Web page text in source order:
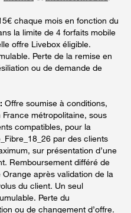
chaque mois en fonction du
la limite de 4 forfaits mobile
offre Livebox éligible.
Perte de la remise en
ou de demande de
Offre soumise à conditions,
métropolitaine, sous
compatibles, pour la
par des clients
sur présentation d’une
Remboursement différé de
après validation de la
du client. Un seul
Perte du
ou de changement d’offre.